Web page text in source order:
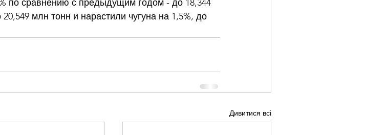
по сравнению с предыдущим годом - до 18,344
млн тонн и нарастили чугуна на 1,5%, до
Дивитися всі